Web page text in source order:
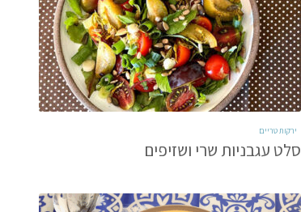
ירקות טריים
סלט עגבניות שרי ושזיפים